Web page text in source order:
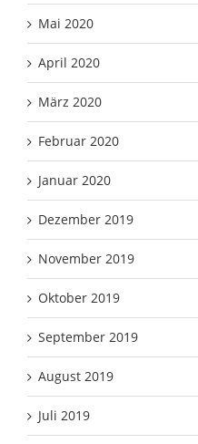
Mai 2020
April 2020
März 2020
Februar 2020
Januar 2020
Dezember 2019
November 2019
Oktober 2019
September 2019
August 2019
Juli 2019